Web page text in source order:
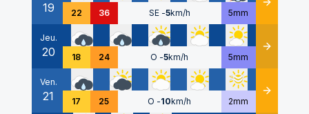
19 22 36 SE -5km/h 5mm Détails
Jeu.
20 18 24 O -5km/h 5mm Détails
Ven.
21 17 25 O -10km/h 2mm Détails